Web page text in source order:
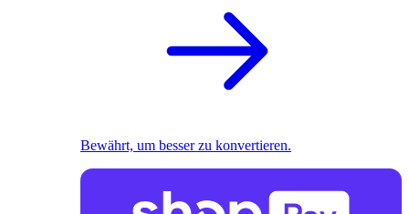
Bewährt, um besser zu konvertieren.